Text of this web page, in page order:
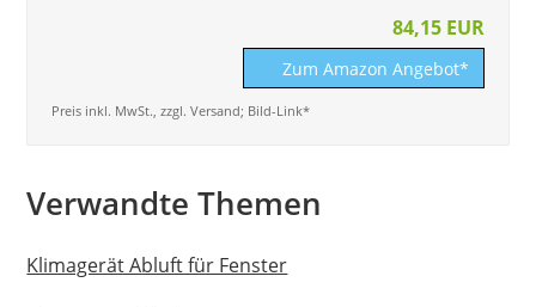
84,15 EUR
Zum Amazon Angebot*
Preis inkl. MwSt., zzgl. Versand; Bild-Link*
Verwandte Themen
Klimagerät Abluft für Fenster